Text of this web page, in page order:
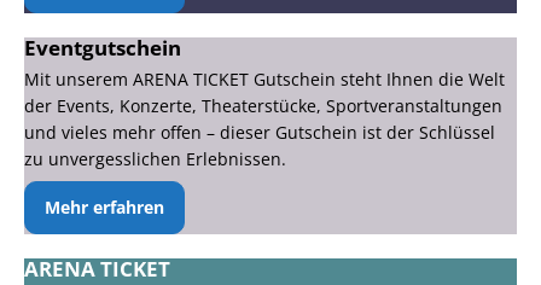
Eventgutschein
Mit unserem ARENA TICKET Gutschein steht Ihnen die Welt
der Events, Konzerte, Theaterstücke, Sportveranstaltungen
und vieles mehr offen – dieser Gutschein ist der Schlüssel
zu unvergesslichen Erlebnissen.
Mehr erfahren
ARENA TICKET